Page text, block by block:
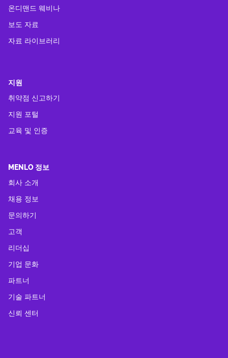
온디맨드 웨비나
보도 자료
자료 라이브러리
지원
취약점 신고하기
지원 포털
교육 및 인증
MENLO 정보
회사 소개
채용 정보
문의하기
고객
리더십
기업 문화
파트너
기술 파트너
신뢰 센터